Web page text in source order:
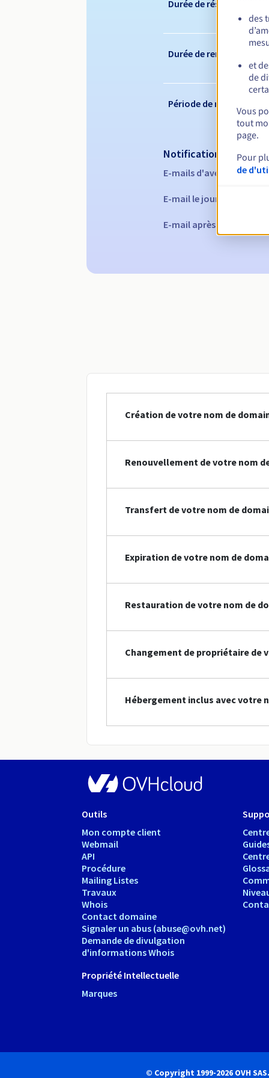
Durée de réservation
Durée de renouvellement
Période de rédemption
Notifications
E-mails d'avertissement :
E-mail le jour de
E-mail après la période
Création de votre nom de
Renouvellement de votre nom
Transfert de votre nom de
Expiration de votre nom de
Restauration de votre nom de
Changement de propriétaire de
Hébergement inclus avec votre
Outils
Mon compte client
Webmail
API
Procédure
Mailing Listes
Travaux
Whois
Contact domaine
Signaler un abus (abuse@ovh.net)
Demande de divulgation
d'informations Whois
Propriété Intellectuelle
Marques
© Copyright 1999-2026 OVH SAS.
des
et
de
Vous
tout
page.
Pour
de